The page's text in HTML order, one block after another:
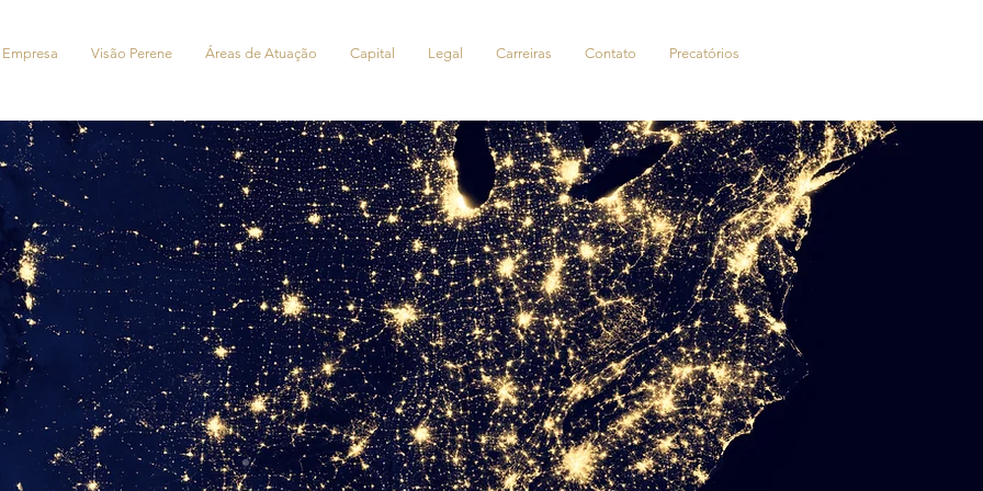
Visão Perene Áreas de Atuação Capital Legal Carreiras Contato Precatórios